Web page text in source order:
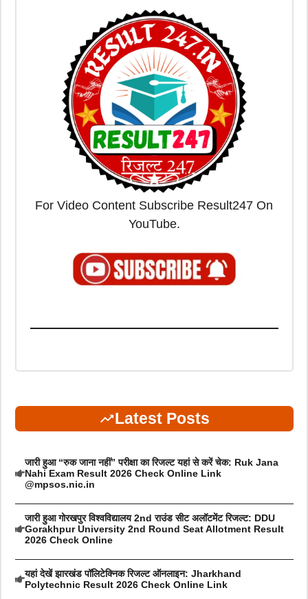
For Video Content Subscribe Result247 On
YouTube.
Latest Posts
जारी हुआ “रुक जाना नहीं” परीक्षा का रिजल्ट यहां से करें चेक: Ruk Jana
Nahi Exam Result 2026 Check Online Link
@mpsos.nic.in
जारी हुआ गोरखपुर विश्वविद्यालय 2nd राउंड सीट अलॉटमेंट रिजल्ट: DDU
Gorakhpur University 2nd Round Seat Allotment Result
2026 Check Online
यहां देखें झारखंड पॉलिटेक्निक रिजल्ट ऑनलाइन: Jharkhand
Polytechnic Result 2026 Check Online Link